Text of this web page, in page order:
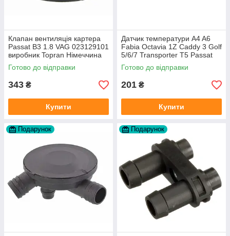
Клапан вентиляція картера
Passat B3 1.8 VAG 023129101
виробник Topran Німеччина
Готово до відправки
343 ₴
Купити
Датчик температури A4 A6
Fabia Octavia 1Z Caddy 3 Golf
5/6/7 Transporter T5 Passat
B6 (колір сірий)
Готово до відправки
201 ₴
Купити
Подарунок Подарунок